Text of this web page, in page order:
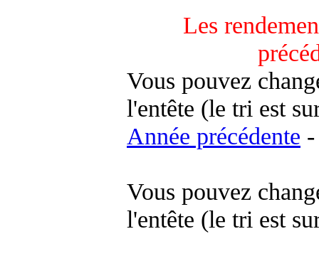
Les
Vous pouvez
l'entête (le tri est
Année précédente
Vous pouvez
l'entête (le tri est